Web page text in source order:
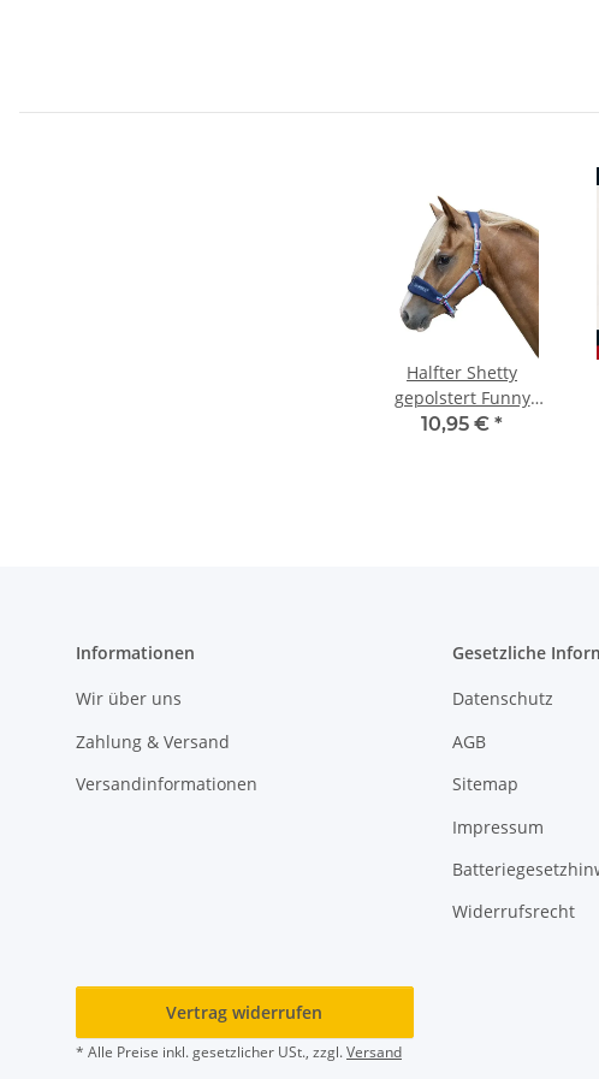
Halfter Shetty
gepolstert Funny
Horses HKM
10,95 € *
Informationen
Wir über uns
Zahlung & Versand
Versandinformationen
Gesetzliche
Datenschutz
AGB
Sitemap
Impressum
Widerrufsrecht
Vertrag widerrufen
* Alle Preise inkl. gesetzlicher USt., zzgl.Versand